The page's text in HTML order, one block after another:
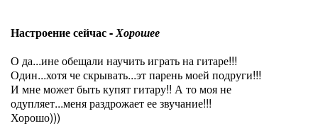
Настроение сейчас -Хорошее
О да...ине обещали научить играть на гитаре!!!
Один...хотя че скрывать...эт парень моей подруги!!!
И мне может быть купят гитару!! А то моя не
одупляет...меня раздрожает ее звучание!!!
Хорошо)))